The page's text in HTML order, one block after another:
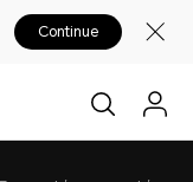
Continue